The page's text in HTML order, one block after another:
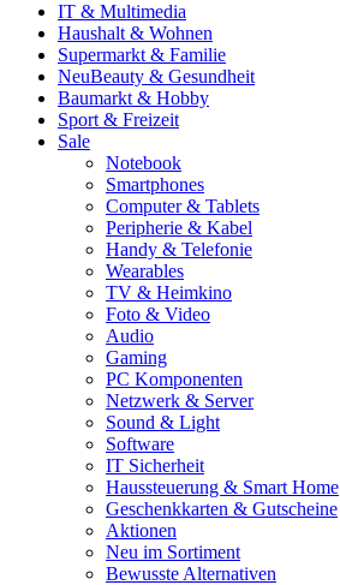
IT & Multimedia
Haushalt & Wohnen
Supermarkt & Familie
NeuBeauty & Gesundheit
Baumarkt & Hobby
Sport & Freizeit
Sale
Notebook
Smartphones
Computer & Tablets
Peripherie & Kabel
Handy & Telefonie
Wearables
TV & Heimkino
Foto & Video
Audio
Gaming
PC Komponenten
Netzwerk & Server
Sound & Light
Software
IT Sicherheit
Haussteuerung & Smart Home
Geschenkkarten & Gutscheine
Aktionen
Neu im Sortiment
Bewusste Alternativen